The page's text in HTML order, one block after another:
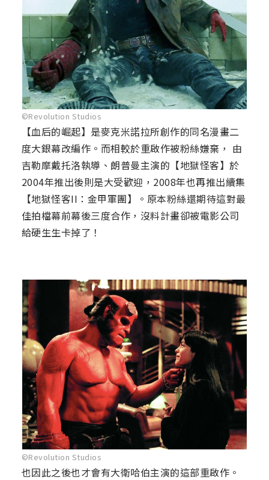
©Revolution Studios
【血后的崛起】是麥克米諾拉所創作的同名漫畫二
度大銀幕改編作。而相較於重啟作被粉絲嫌棄， 由
吉勒摩戴托洛執導、朗普曼主演的【地獄怪客】於
2004年推出後則是大受歡迎，2008年也再推出續集
【地獄怪客II：金甲軍團】。原本粉絲還期待這對最
佳拍檔幕前幕後三度合作，沒料計畫卻被電影公司
給硬生生卡掉了！
©Revolution Studios
也因此之後也才會有大衛哈伯主演的這部重啟作。